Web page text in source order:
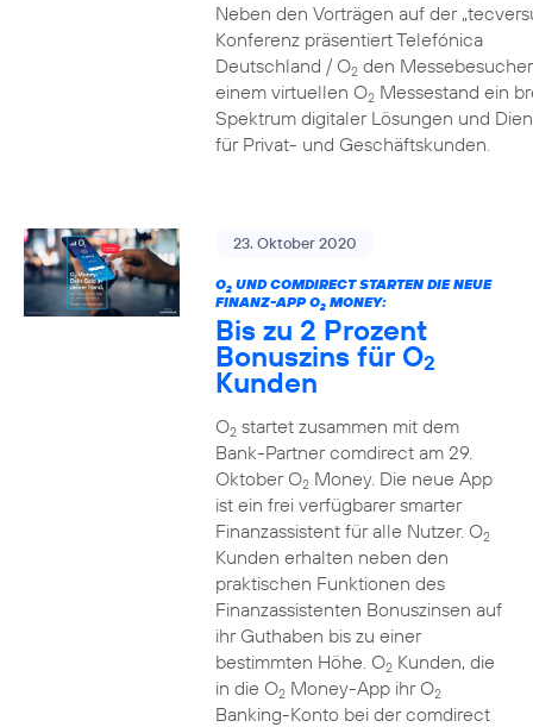
Neben den Vorträgen auf der
Konferenz präsentiert Telefónica
Deutschland / O2den
einem virtuellen O2Messestand ein
Spektrum digitaler Lösungen und
für Privat- und Geschäftskunden.
23. Oktober 2020
O2UND COMDIRECT STARTEN DIE NEUE
FINANZ-APP O2MONEY:
Bis zu 2 Prozent
Bonuszins für O2
Kunden
O2startet zusammen mit dem
Bank-Partner comdirect am 29.
Oktober O2Money. Die neue App
ist ein frei verfügbarer smarter
Finanzassistent für alle Nutzer. O2
Kunden erhalten neben den
praktischen Funktionen des
Finanzassistenten Bonuszinsen auf
ihr Guthaben bis zu einer
bestimmten Höhe. O2Kunden, die
in die O2Money-App ihr O2
Banking-Konto bei der comdirect